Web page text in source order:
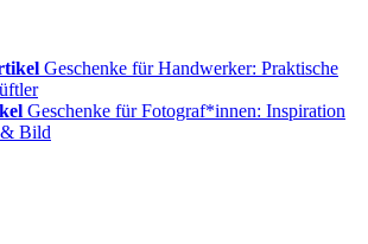
Geschenke für Handwerker: Praktische
Geschenke für Fotograf*innen: Inspiration
Bild